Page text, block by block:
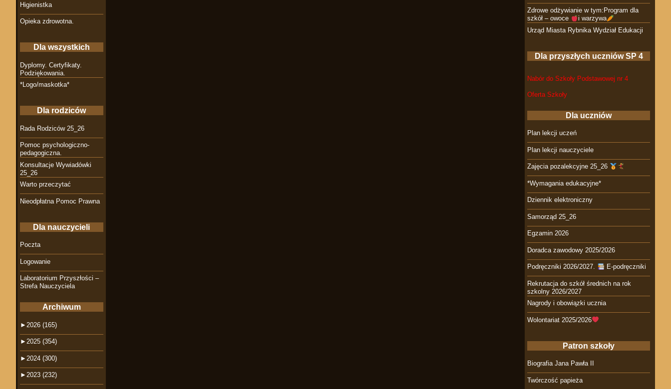
Zdrowe odżywianie w tym:Program dla
szkół – owoce
i warzywa
Urząd Miasta Rybnika Wydział Edukacji
Dla przyszłych uczniów SP 4
Nabór do Szkoły Podstawowej nr 4
Oferta Szkoły
Dla uczniów
Plan lekcji uczeń
Plan lekcji nauczyciele
Zajęcia pozalekcyjne 25_26
*Wymagania edukacyjne*
Dziennik elektroniczny
Samorząd 25_26
Egzamin 2026
Doradca zawodowy 2025/2026
Podręczniki 2026/2027. E-podręczniki
Rekrutacja do szkół średnich na rok
szkolny 2026/2027
Nagrody i obowiązki ucznia
Wolontariat 2025/2026
Patron szkoły
Biografia Jana Pawła II
Twórczość papieża
Higienistka
Opieka zdrowotna.
Dla wszystkich
Dyplomy. Certyfikaty.
Podziękowania.
*Logo/maskotka*
Dla rodziców
Rada Rodziców 25_26
Pomoc psychologiczno-
pedagogiczna.
Konsultacje Wywiadówki
25_26
Warto przeczytać
Nieodpłatna Pomoc Prawna
Dla nauczycieli
Poczta
Logowanie
Laboratorium Przyszłości –
Strefa Nauczyciela
Archiwum
► 2026 (165)
► 2025 (354)
► 2024 (300)
► 2023 (232)